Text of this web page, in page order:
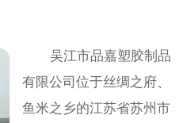
吴江市品嘉塑胶制品
有限公司位于丝绸之府、
鱼米之乡的江苏省苏州市